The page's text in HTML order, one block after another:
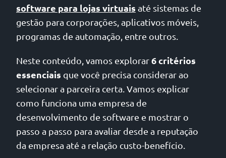
software para lojas virtuais até sistemas de
gestão para corporações, aplicativos móveis,
programas de automação, entre outros.
Neste conteúdo, vamos explorar6 critérios
essenciais que você precisa considerar ao
selecionar a parceira certa. Vamos explicar
como funciona uma empresa de
desenvolvimento de software e mostrar o
passo a passo para avaliar desde a reputação
da empresa até a relação custo-benefício.